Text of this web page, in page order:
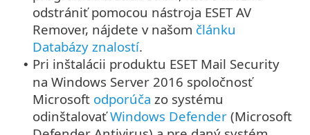
odstrániť pomocou nástroja ESET AV
Remover, nájdete v našom článku
Databázy znalostí.
• Pri inštalácii produktu ESET Mail Security
na Windows Server 2016 spoločnosť
Microsoft odporúča zo systému
odinštalovaťWindows Defender (Microsoft